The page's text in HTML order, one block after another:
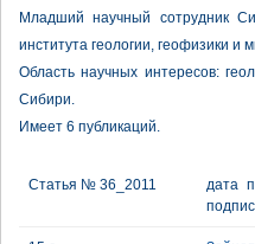
Младший научный сотрудник
института геологии, геофизики
Область научных интересов:
Сибири.
Имеет 6 публикаций.
Статья № 36_2011
дата